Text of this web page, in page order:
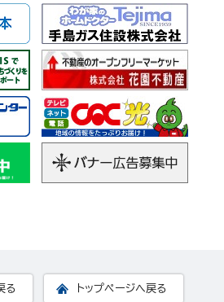
る トップページへ戻る